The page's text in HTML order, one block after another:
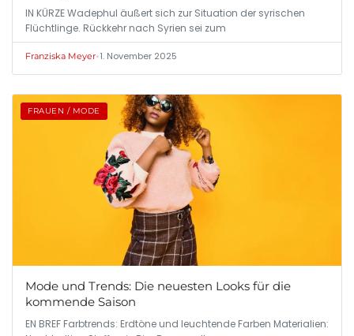
IN KÜRZE Wadephul äußert sich zur Situation der syrischen
Flüchtlinge. Rückkehr nach Syrien sei zum
Franziska Meyer•1. November 2025
FRAUEN / MODE
Mode und Trends: Die neuesten Looks für die
kommende Saison
EN BREF Farbtrends: Erdtöne und leuchtende Farben Materialien: